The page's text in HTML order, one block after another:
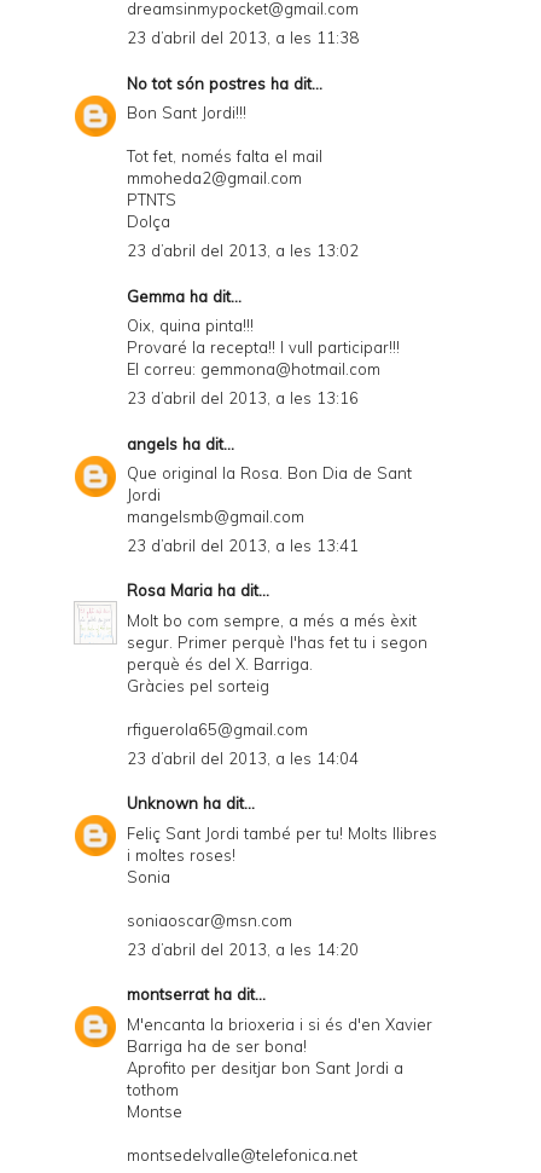
dreamsinmypocket@gmail.com
23 d’abril del 2013, a les 11:38
No tot són postres ha dit...
Bon Sant Jordi!!!
Tot fet, només falta el mail
mmoheda2@gmail.com
PTNTS
Dolça
23 d’abril del 2013, a les 13:02
Gemma ha dit...
Oix, quina pinta!!!
Provaré la recepta!! I vull participar!!!
El correu: gemmona@hotmail.com
23 d’abril del 2013, a les 13:16
angels ha dit...
Que original la Rosa. Bon Dia de Sant
Jordi
mangelsmb@gmail.com
23 d’abril del 2013, a les 13:41
Rosa Maria ha dit...
Molt bo com sempre, a més a més èxit
segur. Primer perquè l'has fet tu i segon
perquè és del X. Barriga.
Gràcies pel sorteig
rfiguerola65@gmail.com
23 d’abril del 2013, a les 14:04
Unknown ha dit...
Feliç Sant Jordi també per tu! Molts llibres
i moltes roses!
Sonia
soniaoscar@msn.com
23 d’abril del 2013, a les 14:20
montserratha dit...
M'encanta la brioxeria i si és d'en Xavier
Barriga ha de ser bona!
Aprofito per desitjar bon Sant Jordi a
tothom
Montse
montsedelvalle@telefonica.net